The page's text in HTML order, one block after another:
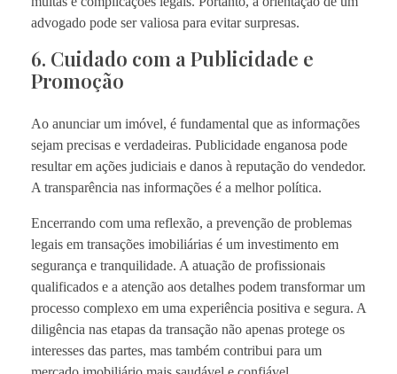
advogado pode ser valiosa para evitar surpresas.
6. Cuidado com a Publicidade e
Promoção
Ao anunciar um imóvel, é fundamental que as informações
sejam precisas e verdadeiras. Publicidade enganosa pode
resultar em ações judiciais e danos à reputação do vendedor.
A transparência nas informações é a melhor política.
Encerrando com uma reflexão, a prevenção de problemas
legais em transações imobiliárias é um investimento em
segurança e tranquilidade. A atuação de profissionais
qualificados e a atenção aos detalhes podem transformar um
processo complexo em uma experiência positiva e segura. A
diligência nas etapas da transação não apenas protege os
interesses das partes, mas também contribui para um